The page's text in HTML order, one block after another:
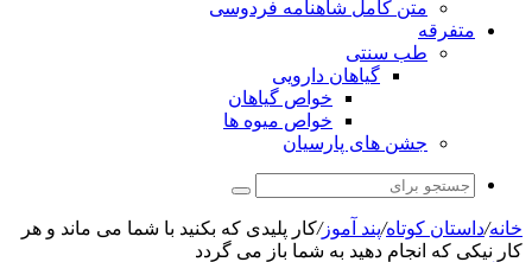
متن کامل شاهنامه فردوسی
متفرقه
طب سنتی
گیاهان دارویی
خواص گیاهان
خواص میوه ها
جشن های پارسیان
جستجو
برای
خانه/داستان کوتاه/پند آموز/کار پلیدی که بکنید با شما می ماند و هر
کار نیکی که انجام دهید به شما باز می گردد